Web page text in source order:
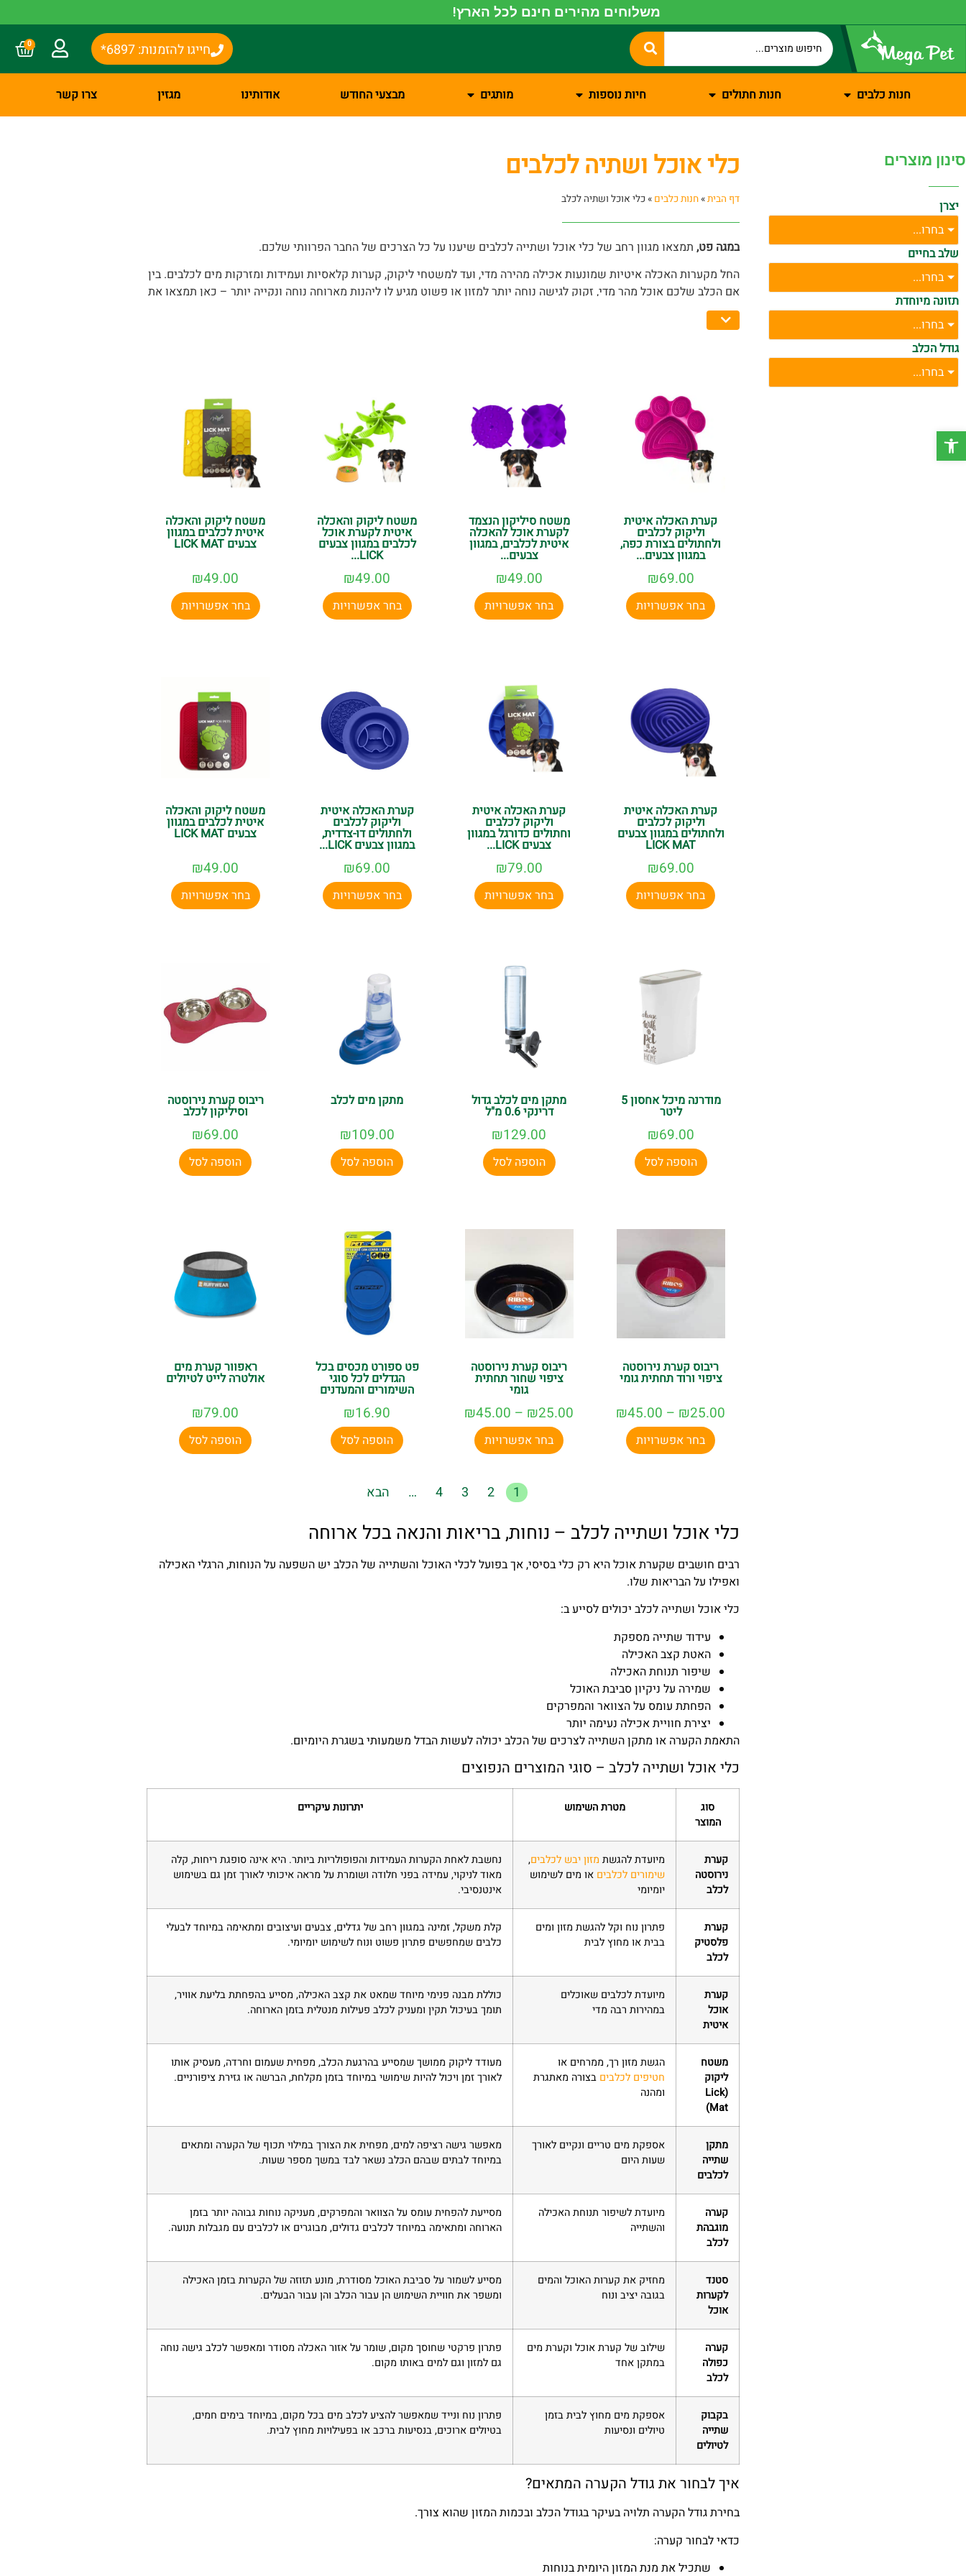
פתח סרגל נגישות
משלוחים מהירים חינם לכל הארץ!
חייגו להזמנות: 6897* 0
חנות כלבים חנות חתולים חיות נוספות מותגים מבצעי החודש אודותינו מגזין צרו קשר
סינון מוצרים
יצרן
בחרו...
שלב בחיים
בחרו...
תזונה מיוחדת
בחרו...
גודל הכלב
בחרו...
כלי אוכל ושתיה לכלבים
דף הבית»חנות כלבים » כלי אוכל ושתיה לכלב
במגה פט, תמצאו מגוון רחב של כלי אוכל ושתייה לכלבים שיענו על כל הצרכים של החבר הפרוותי שלכם.
החל מקערות האכלה איטיות שמונעות אכילה מהירה מדי, ועד למשטחי ליקוק, קערות קלאסיות ועמידות ומזרקות מים לכלבים. בין
אם הכלב שלכם אוכל מהר מדי, זקוק לגישה נוחה יותר למזון או פשוט מגיע לו ליהנות מארוחה נוחה ונקייה יותר – כאן תמצאו את
הפתרון המתאים.
קערת האכלה איטית
וליקוק לכלבים
ולחתולים בצורת כפה,
במגוון צבעים...
₪69.00
בחר אפשרויות
משטח סיליקון הנצמד
לקערת אוכל להאכלה
איטית לכלבים, במגוון
צבעים...
₪49.00
בחר אפשרויות
משטח ליקוק והאכלה
איטית לקערת אוכל
לכלבים במגוון צבעים
LICK...
₪49.00
בחר אפשרויות
משטח ליקוק והאכלה
איטית לכלבים במגוון
צבעים LICK MAT
₪49.00
בחר אפשרויות
קערת האכלה איטית
וליקוק לכלבים
ולחתולים במגוון צבעים
LICK MAT
₪69.00
בחר אפשרויות
קערת האכלה איטית
וליקוק לכלבים
וחתולים כדורגל במגוון
צבעים LICK...
₪79.00
בחר אפשרויות
קערת האכלה איטית
וליקוק לכלבים
ולחתולים דו-צדדית,
במגוון צבעים LICK...
₪69.00
בחר אפשרויות
משטח ליקוק והאכלה
איטית לכלבים במגוון
צבעים LICK MAT
₪49.00
בחר אפשרויות
מודרנה מיכל אחסון 5
ליטר
₪69.00
הוספה לסל
מתקן מים לכלב גדול
דרינקי 0.6 מ"ל
₪129.00
הוספה לסל
מתקן מים לכלב
₪109.00
הוספה לסל
ריבוס קערת נירוסטה
וסיליקון לכלב
₪69.00
הוספה לסל
ריבוס קערת נירוסטה
ציפוי ורוד תחתית גומי
₪25.00
–
₪45.00
בחר אפשרויות
ריבוס קערת נירוסטה
ציפוי שחור תחתית
גומי
₪25.00
–
₪45.00
בחר אפשרויות
פט ספורט מכסים בכל
הגדלים לכל סוגי
השימורים והמעדנים
₪16.90
הוספה לסל
ראפוור קערת מים
אולטרה לייט לטיולים
₪79.00
הוספה לסל
1
2
3
4
… הבא
כלי אוכל ושתייה לכלב – נוחות, בריאות והנאה בכל ארוחה
רבים חושבים שקערת אוכל היא רק כלי בסיסי, אך בפועל לכלי האוכל והשתייה של הכלב יש השפעה על הנוחות, הרגלי האכילה
ואפילו על הבריאות שלו.
כלי אוכל ושתייה לכלב יכולים לסייע ב:
עידוד שתייה מספקת
האטת קצב האכילה
שיפור תנוחת האכילה
שמירה על ניקיון סביבת האוכל
הפחתת עומס על הצוואר והמפרקים
יצירת חוויית אכילה נעימה יותר
התאמת הקערה או מתקן השתייה לצרכים של הכלב יכולה לעשות הבדל משמעותי בשגרת היומיום.
כלי אוכל ושתייה לכלב – סוגי המוצרים הנפוצים
סוג
המוצר
מטרת השימוש יתרונות עיקריים
קערת
נירוסטה
לכלב
מיועדת להגשת מזון יבש לכלבים,
שימורים לכלבים או מים לשימוש
יומיומי
נחשבת לאחת הקערות העמידות והפופולריות ביותר. היא אינה סופגת ריחות, קלה
מאוד לניקוי, עמידה בפני חלודה ושומרת על מראה איכותי לאורך זמן גם בשימוש
אינטנסיבי.
קערת
פלסטיק
לכלב
פתרון נוח וקל להגשת מזון ומים
בבית או מחוץ לבית
קלת משקל, זמינה במגוון רחב של גדלים, צבעים ועיצובים ומתאימה במיוחד לבעלי
כלבים שמחפשים פתרון פשוט ונוח לשימוש יומיומי.
קערת
אוכל
איטית
מיועדת לכלבים שאוכלים
במהירות רבה מדי
כוללת מבנה פנימי מיוחד שמאט את קצב האכילה, מסייע בהפחתת בליעת אוויר,
תומך בעיכול תקין ומעניק לכלב פעילות מנטלית בזמן הארוחה.
משטח
ליקוק
(Lick
Mat)
הגשת מזון רך, ממרחים או
חטיפים לכלבים בצורה מאתגרת
ומהנה
מעודד ליקוק ממושך שמסייע בהרגעת הכלב, מפחית שעמום וחרדה, מעסיק אותו
לאורך זמן ויכול להיות שימושי במיוחד בזמן מקלחת, הברשה או גזירת ציפורניים.
מתקן
שתייה
לכלבים
אספקת מים טריים ונקיים לאורך
שעות היום
מאפשר גישה רציפה למים, מפחית את הצורך במילוי תכוף של הקערה ומתאים
במיוחד לבתים שבהם הכלב נשאר לבד במשך מספר שעות.
קערה
מוגבהת
לכלב
מיועדת לשיפור תנוחת האכילה
והשתייה
מסייעת להפחית עומס על הצוואר והמפרקים, מעניקה נוחות גבוהה יותר בזמן
הארוחה ומתאימה במיוחד לכלבים גדולים, מבוגרים או לכלבים עם מגבלות תנועה.
סטנד
לקערות
אוכל
מחזיק את קערות האוכל והמים
בגובה יציב ונוח
מסייע לשמור על סביבת האוכל מסודרת, מונע תזוזה של הקערות בזמן האכילה
ומשפר את חוויית השימוש הן עבור הכלב והן עבור הבעלים.
קערה
כפולה
לכלב
שילוב של קערת אוכל וקערת מים
במתקן אחד
פתרון פרקטי שחוסך מקום, שומר על אזור האכלה מסודר ומאפשר לכלב גישה נוחה
גם למזון וגם למים באותו מקום.
בקבוק
שתייה
לטיולים
אספקת מים מחוץ לבית בזמן
טיולים ונסיעות
פתרון נוח ונייד שמאפשר להציע לכלב מים בכל מקום, במיוחד בימים חמים,
בטיולים ארוכים, בנסיעות ברכב או בפעילויות מחוץ לבית.
איך לבחור את גודל הקערה המתאים?
בחירת גודל הקערה תלויה בעיקר בגודל הכלב ובכמות המזון שהוא צורך.
כדאי לבחור קערה:
שתכיל את מנת המזון היומית בנוחות